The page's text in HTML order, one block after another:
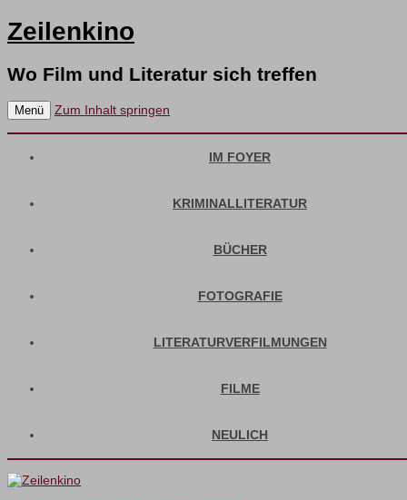
Zeilenkino
Wo Film und Literatur sich treffen
Menü Zum Inhalt springen
IM FOYER
KRIMINALLITERATUR
BÜCHER
FOTOGRAFIE
LITERATURVERFILMUNGEN
FILME
NEULICH